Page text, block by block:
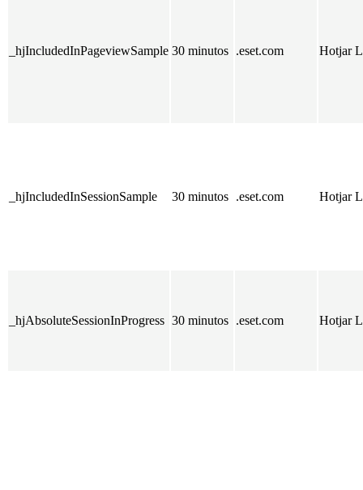
_hjIncludedInPageviewSample 30 minutos .eset.com Hotjar
_hjIncludedInSessionSample 30 minutos .eset.com Hotjar
_hjAbsoluteSessionInProgress 30 minutos .eset.com Hotjar